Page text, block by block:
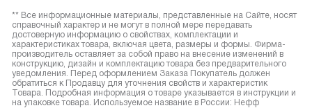
** Все информационные материалы, представленные на Сайте, носят
справочный характер и не могут в полной мере передавать
достоверную информацию о свойствах, комплектации и
характеристиках товара, включая цвета, размеры и формы. Фирма-
производитель оставляет за собой право на внесение изменений в
конструкцию, дизайн и комплектацию товара без предварительного
уведомления. Перед оформлением Заказа Покупатель должен
обратиться к Продавцу для уточнения свойств и характеристик
Товара. Подробная информация о товаре указывается в инструкции и
на упаковке товара. Используемое название в России: Нефф